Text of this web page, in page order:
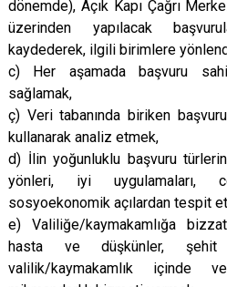
dönemde), Açık Kapı Çağrı
üzerinden yapılacak
kaydederek, ilgili birimlere
c) Her aşamada başvuru
sağlamak,
ç) Veri tabanında biriken
kullanarak analiz etmek,
d) İlin yoğunluklu başvuru
yönleri, iyi uygulamaları,
sosyoekonomik açılardan tespit
e) Valiliğe/kaymakamlığa
hasta ve düşkünler, şehit
valilik/kaymakamlık içinde